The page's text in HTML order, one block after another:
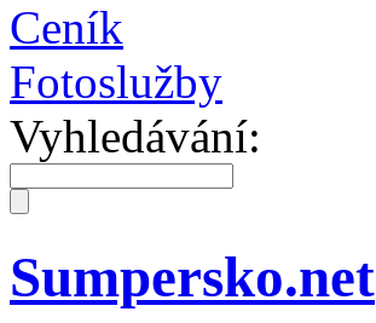
Ceník
Fotoslužby
Vyhledávání:
Sumpersko.net